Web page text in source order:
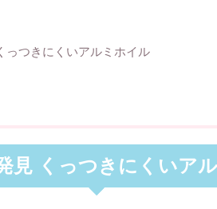
っつきにくいアルミホイル
見 くっつきにくいア